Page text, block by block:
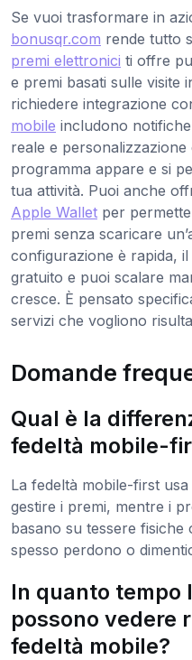
Se vuoi trasformare in
bonusqr.com rende tutto
premi elettronici ti offre
e premi basati sulle visite
richiedere integrazione
mobile includono
reale e
programma appare e si
tua attività. Puoi anche
Apple Wallet per
premi senza scaricare
configurazione è rapida,
gratuito e puoi scalare
cresce. È pensato
servizi che vogliono
Domande
Qual è la
fedeltà mobile-
La fedeltà mobile-first
gestire i premi, mentre i
basano su tessere fisiche
spesso perdono o
In quanto tempo
possono vedere
fedeltà mobile?